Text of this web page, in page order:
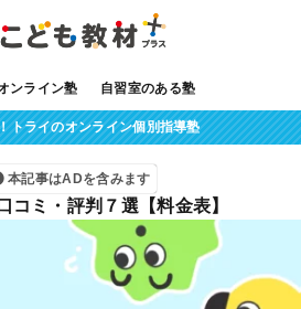
ンライン塾 自習室のある塾
トライのオンライン個別指導塾
本記事はADを含みます
ミ・評判７選【料金表】